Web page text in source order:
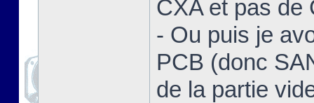
CXA et pas de
- Ou puis je
PCB (donc
de la partie